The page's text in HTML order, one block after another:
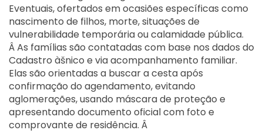
Eventuais, ofertados em ocasiões específicas como
nascimento de filhos, morte, situações de
vulnerabilidade temporária ou calamidade pública.
Â As famílias são contatadas com base nos dados do
Cadastro àšnico e via acompanhamento familiar.
Elas são orientadas a buscar a cesta após
confirmação do agendamento, evitando
aglomerações, usando máscara de proteção e
apresentando documento oficial com foto e
comprovante de residência. Â